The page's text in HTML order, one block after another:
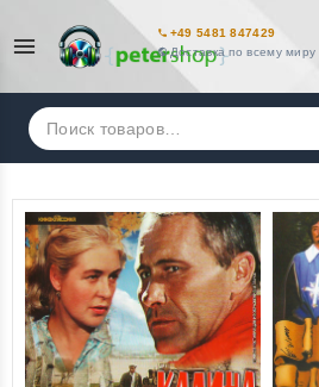
+49 5481 847429
Доставка по всему миру
Искать: